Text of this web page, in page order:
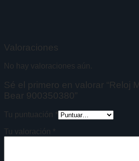
Valoraciones
No hay valoraciones aún.
Sé el primero en valorar “Reloj
Bear 900350380”
Tu puntuación *
Tu valoración *